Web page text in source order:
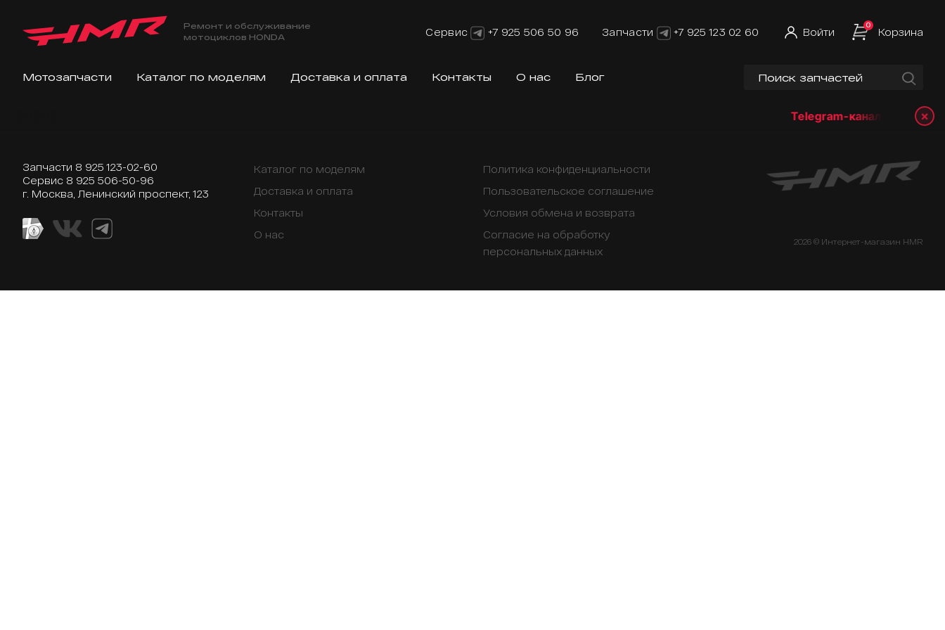
Ремонт и обслуживание
мотоциклов HONDA
Сервис +7 925 506 50 96 Запчасти +7 925 123 02 60 Войти
0
Корзина
Мотозапчасти Каталог по моделям Доставка и оплата Контакты О нас Блог
Telegram-канал: ×
Запчасти 8 925 123-02-60
Сервис 8 925 506-50-96
г. Москва, Ленинский проспект, 123
Каталог по моделям
Доставка и оплата
Контакты
О нас
Политика конфиденциальности
Пользовательское соглашение
Условия обмена и возврата
Согласие на обработку
персональных данных
2026 © Интернет-магазин HMR